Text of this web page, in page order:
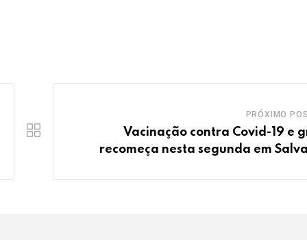
PRÓXIMO
Vacinação contra Covid-19 e
recomeça nesta segunda em